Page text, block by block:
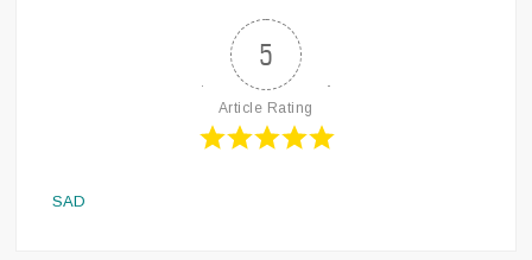
5
Article Rating
SAD